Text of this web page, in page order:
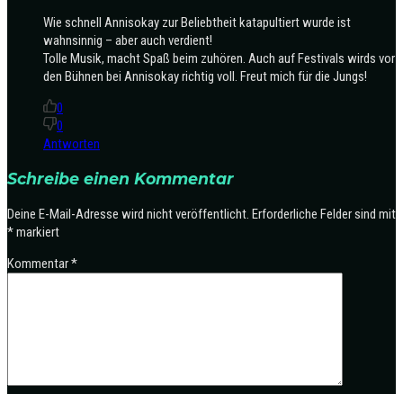
Wie schnell Annisokay zur Beliebtheit katapultiert wurde ist
wahnsinnig – aber auch verdient!
Tolle Musik, macht Spaß beim zuhören. Auch auf Festivals wirds vor
den Bühnen bei Annisokay richtig voll. Freut mich für die Jungs!
0
0
Antworten
Schreibe einen Kommentar
Deine E-Mail-Adresse wird nicht veröffentlicht. Erforderliche Felder sind mit
*markiert
Kommentar*